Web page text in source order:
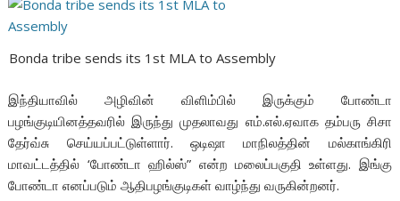
Bonda tribe sends its 1st MLA to Assembly
இந்தியாவில் அழிவின் விளிம்பில் இருக்கும் போண்டா
பழங்குடியினத்தவரில் இருந்து முதலாவது எம்.எல்.ஏவாக தம்பரு சிசா
தேர்வ்சு செய்யப்பட்டுள்ளார். ஒடிஷா மாநிலத்தின் மல்காங்கிரி
மாவட்டத்தில் ‘போண்டா ஹில்ஸ்” என்ற மலைப்பகுதி உள்ளது. இங்கு
போண்டா எனப்படும் ஆதிபழங்குடிகள் வாழ்ந்து வருகின்றனர்.